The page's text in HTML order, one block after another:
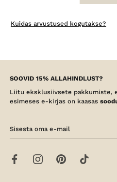
Kuidas arvustused kogutakse?
SOOVID 15% ALLAHINDLUST?
Liitu eksklusiivsete pakkumiste,
esimeses e-kirjas on kaasas